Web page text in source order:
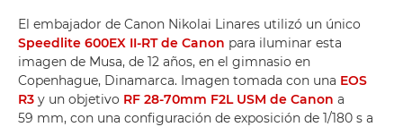
El embajador de Canon Nikolai Linares utilizó un único
Speedlite 600EX II-RT de Canon para iluminar esta
imagen de Musa, de 12 años, en el gimnasio en
Copenhague, Dinamarca. Imagen tomada con una EOS
R3 y un objetivo RF 28-70mm F2L USM de Canon a
59 mm, con una configuración de exposición de 1/180 s a